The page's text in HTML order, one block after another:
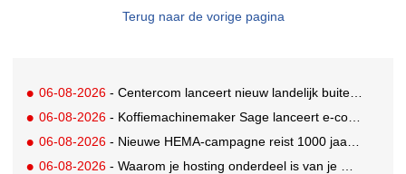
Terug naar de vorige pagina
06-08-2026 - Centercom lanceert nieuw landelijk buitereclamenetwerk: City Cubes
06-08-2026 - Koffiemachinemaker Sage lanceert e-commerceplatform voor koffieliefhebbers
06-08-2026 - Nieuwe HEMA-campagne reist 1000 jaar terug in de tijd naar 'Hemastein'
06-08-2026 - Waarom je hosting onderdeel is van je merkstrategie